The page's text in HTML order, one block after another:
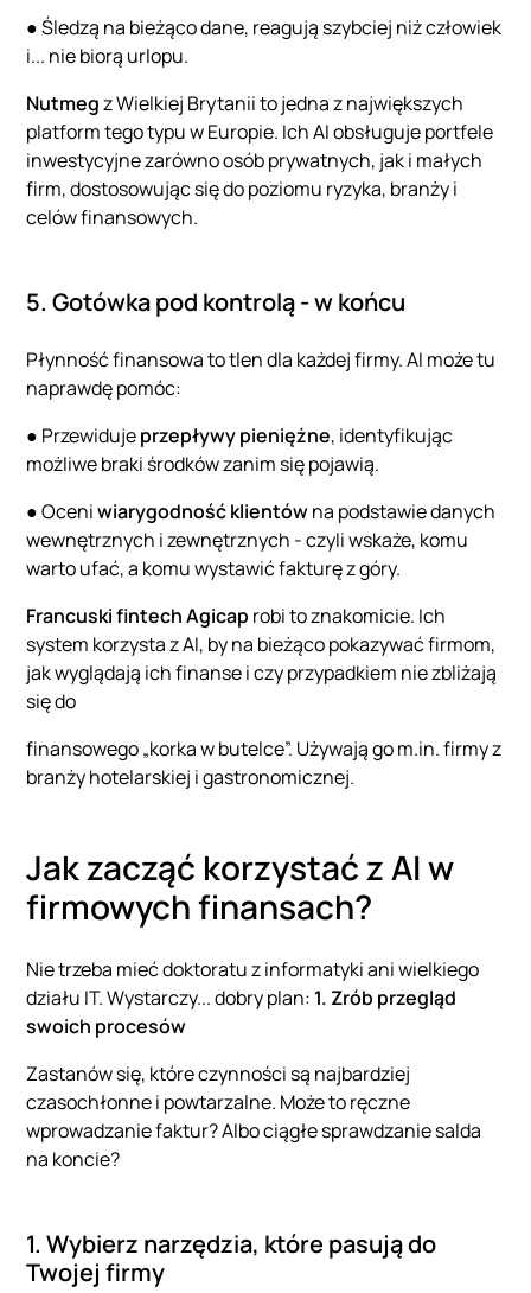
● Śledzą na bieżąco dane, reagują szybciej niż człowiek
i... nie biorą urlopu.
Nutmegz Wielkiej Brytanii to jedna z największych
platform tego typu w Europie. Ich AI obsługuje portfele
inwestycyjne zarówno osób prywatnych, jak i małych
firm, dostosowując się do poziomu ryzyka, branży i
celów finansowych.
5. Gotówka pod kontrolą - w końcu
Płynność finansowa to tlen dla każdej firmy. AI może tu
naprawdę pomóc:
● Przewidujeprzepływy pieniężne, identyfikując
możliwe braki środków zanim się pojawią.
● Oceniwiarygodność klientówna podstawie danych
wewnętrznych i zewnętrznych - czyli wskaże, komu
warto ufać, a komu wystawić fakturę z góry.
Francuski fintech Agicap robi to znakomicie. Ich
system korzysta z AI, by na bieżąco pokazywać firmom,
jak wyglądają ich finanse i czy przypadkiem nie zbliżają
się do
finansowego „korka w butelce”. Używają go m.in. firmy z
branży hotelarskiej i gastronomicznej.
Jak zacząć korzystać z AI w
firmowych finansach?
Nie trzeba mieć doktoratu z informatyki ani wielkiego
działu IT. Wystarczy... dobry plan: 1. Zrób przegląd
swoich procesów
Zastanów się, które czynności są najbardziej
czasochłonne i powtarzalne. Może to ręczne
wprowadzanie faktur? Albo ciągłe sprawdzanie salda
na koncie?
1. Wybierz narzędzia, które pasują do
Twojej firmy